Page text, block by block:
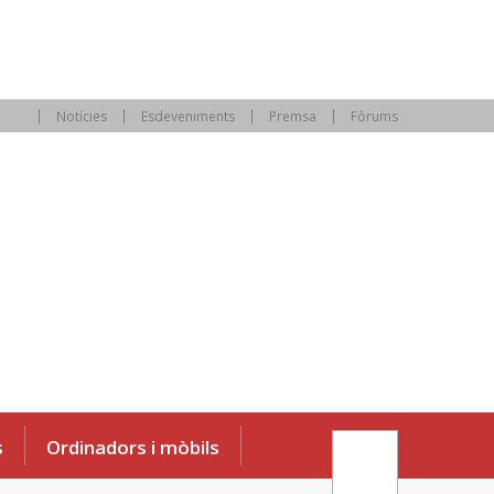
Notícies Esdeveniments Premsa Fòrums
Ordinadors i mòbils